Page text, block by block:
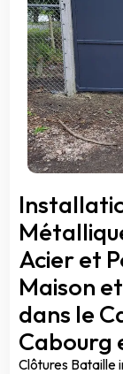
Acier et
Maison
dans le
Cabourg
Clôtures Bataille